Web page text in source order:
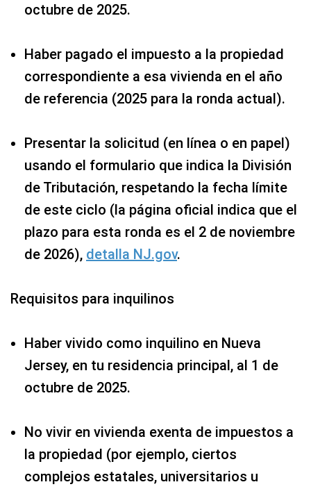
octubre de 2025.
Haber pagado el impuesto a la propiedad
correspondiente a esa vivienda en el año
de referencia (2025 para la ronda actual).
Presentar la solicitud (en línea o en papel)
usando el formulario que indica la División
de Tributación, respetando la fecha límite
de este ciclo (la página oficial indica que el
plazo para esta ronda es el 2 de noviembre
de 2026), detalla NJ.gov.
Requisitos para inquilinos
Haber vivido como inquilino en Nueva
Jersey, en tu residencia principal, al 1 de
octubre de 2025.
No vivir en vivienda exenta de impuestos a
la propiedad (por ejemplo, ciertos
complejos estatales, universitarios u